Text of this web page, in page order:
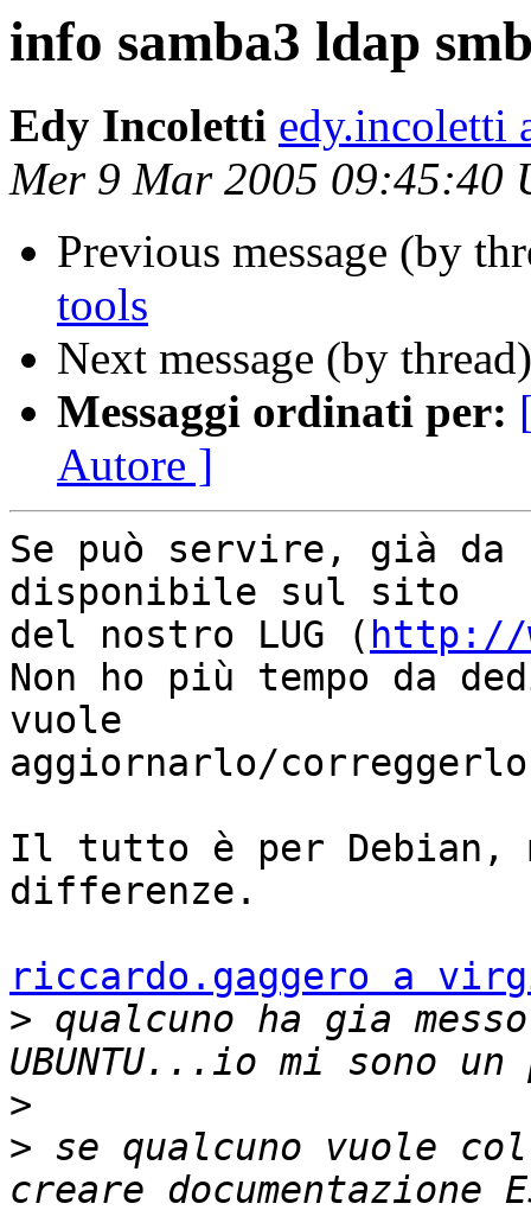
info samba3 ldap
Edy Incoletti edy.incoletti
Mer 9 Mar 2005 09:45:40
Previous message (by
tools
Next message (by
Messaggi ordinati per:
Autore ]
Se può servire, già da
disponibile sul sito
del nostro LUG ( http://
Non ho più tempo da
vuole
aggiornarlo/
Il tutto è per Debian,
differenze.
riccardo.gaggero a
> qualcuno ha gia
>
> se qualcuno vuole